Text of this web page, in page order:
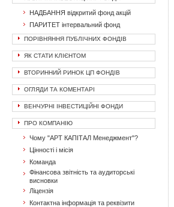
НАДБАННЯ відкритий фонд акцій
ПАРИТЕТ інтервальний фонд
ПОРІВНЯННЯ ПУБЛІЧНИХ ФОНДІВ
ЯК СТАТИ КЛІЄНТОМ
ВТОРИННИЙ РИНОК ЦП ФОНДІВ
ОГЛЯДИ ТА КОМЕНТАРІ
ВЕНЧУРНІ ІНВЕСТИЦІЙНІ ФОНДИ
ПРО КОМПАНІЮ
Чому "АРТ КАПІТАЛ Менеджмент"?
Цінності і місія
Команда
Фінансова звітність та аудиторські
висновки
Ліцензія
Контактна інформація та реквізити